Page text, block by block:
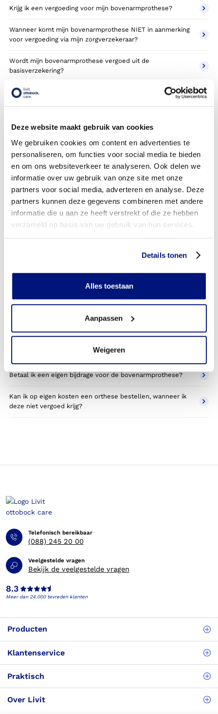
Deze website maakt gebruik van cookies
We gebruiken cookies om content en advertenties te
personaliseren, om functies voor social media te bieden
en om ons websiteverkeer te analyseren. Ook delen we
informatie over uw gebruik van onze site met onze
partners voor social media, adverteren en analyse. Deze
partners kunnen deze gegevens combineren met andere
informatie die u aan ze heeft verstrekt of die ze hebben
verzameld op basis van uw gebruik van hun services.
Details tonen
Alles toestaan
Aanpassen
Weigeren
Krijg ik een vergoeding voor mijn bovenarmprothese?
Wanneer komt mijn bovenarmprothese NIET in aanmerking
voor vergoeding via mijn zorgverzekeraar?
Wordt mijn bovenarmprothese vergoed uit de
basisverzekering?
Wordt mijn bovenarmprothese vergoed vanuit een
Betaal ik een eigen risico?
Zijn er ook bovenarmprothesen in confectie- of standaard
uitvoeringen?
Is de bovenarmprothese mijn eigendom?
Wordt de bovenarmprothese geleverd onder de bruikleen
of lease regeling van uw zorgverzekering?
Wanneer mag mijn bovenarmprothese vervangen worden?
bovenarmprothese toestemming nodig van mijn
Kan ik een reserve bovenarmprothese krijgen?
betaald door mijn zorgverzekering?
Betaal ik een eigen bijdrage voor de bovenarmprothese?
Kan ik op eigen kosten een orthese bestellen, wanneer ik
deze niet vergoed krijg?
Telefonisch bereikbaar
(088) 245 20 00
Veelgestelde vragen
Bekijk de veelgestelde vragen
8.3
Meer dan 24.000 tevreden klanten
Producten
Klantenservice
Praktisch
Over Livit